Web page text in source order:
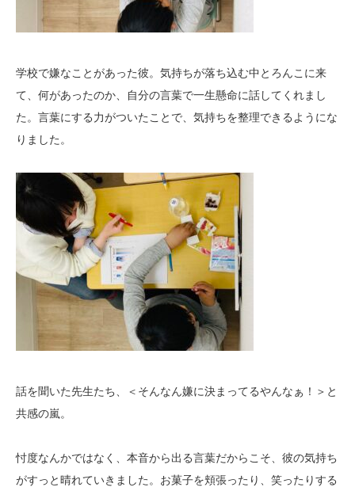
学校で嫌なことがあった彼。気持ちが落ち込む中とろんこに来
て、何があったのか、自分の言葉で一生懸命に話してくれまし
た。言葉にする力がついたことで、気持ちを整理できるようにな
りました。
話を聞いた先生たち、＜そんなん嫌に決まってるやんなぁ！＞と
共感の嵐。
忖度なんかではなく、本音から出る言葉だからこそ、彼の気持ち
がすっと晴れていきました。お菓子を頬張ったり、笑ったりする